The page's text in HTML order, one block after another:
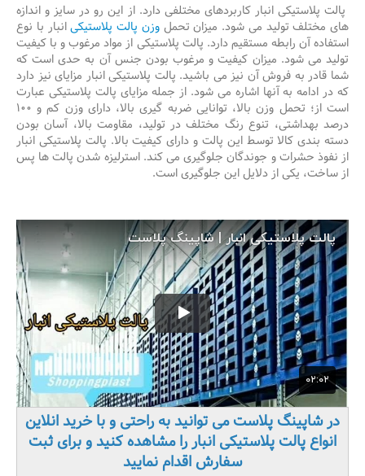
پالت پلاستیکی انبار کاربردهای مختلفی دارد. از این رو در سایز و اندازه
های مختلف تولید می شود. میزان تحملوزن پالت پلاستیکیانبار با نوع
استفاده آن رابطه مستقیم دارد. پالت پلاستیکی از مواد مرغوب و با کیفیت
تولید می شود. میزان کیفیت و مرغوب بودن جنس آن به حدی است که
شما قادر به فروش آن نیز می باشید. پالت پلاستیکی انبار مزایای نیز دارد
که در ادامه به آنها اشاره می شود. از جمله مزایای پالت پلاستیکی عبارت
است از؛ تحمل وزن بالا، توانایی ضربه گیری بالا، دارای وزن کم و ۱۰۰
درصد بهداشتی، تنوع رنگ مختلف در تولید، مقاومت بالا، آسان بودن
دسته بندی کالا توسط این پالت و دارای کیفیت بالا. پالت پلاستیکی انبار
از نفوذ حشرات و جوندگان جلوگیری می کند. استرلیزه شدن پالت ها پس
از ساخت، یکی از دلایل این جلوگیری است.
در شاپینگ پلاست می توانید به راحتی و با خرید انلاین
انواع پالت پلاستیکی انبار را مشاهده کنید و برای ثبت
سفارش اقدام نمایید